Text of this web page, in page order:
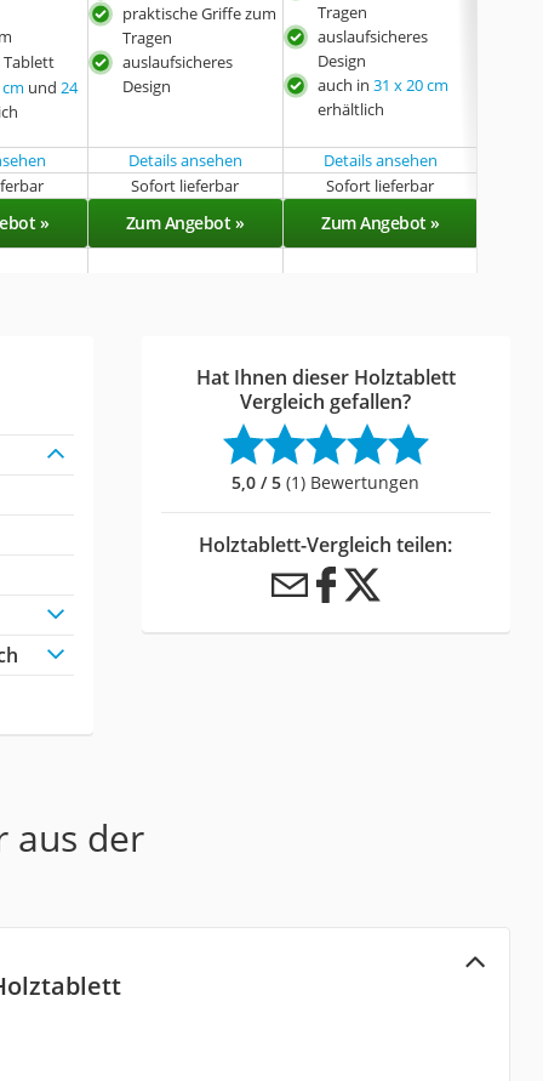
Tablett
und 24
praktische Griffe zum
Tragen
auslaufsicheres
Design
Tragen
auslaufsicheres
Design
auch in 31 x 20 cm
erhältlich
Details ansehen
Details ansehen
Sofort lieferbar Sofort lieferbar
» Zum Angebot » Zum Angebot »
Hat Ihnen dieser Holztablett
Vergleich gefallen?
5,0 / 5 (1) Bewertungen
Holztablett-Vergleich teilen:
aus der